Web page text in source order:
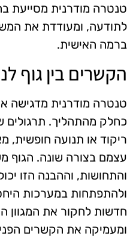
טנטרה מודרנית מסייעת
לתודעה, ומעודדת את
ברמה האישית.
הקשרים בין גוף
טנטרה מודרנית מדגישה
כחלק מהתהליך. תרגולים
ריקוד או תנועה חופשית,
עצמם בצורה שונה. הגוף
והתחושות, וההבנה הזו
ולהתפתחות במערכות
חדשות לחקור את המגוון
ומעמיקה את הקשרים